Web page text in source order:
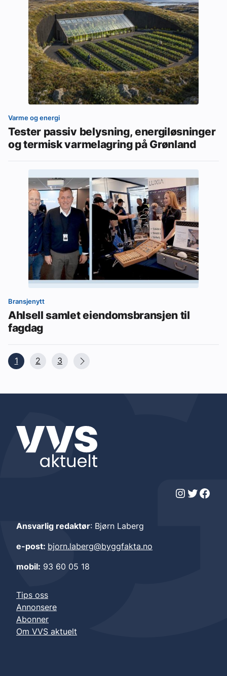
Varme og energi
Tester passiv belysning, energiløsninger
og termisk varmelagring på Grønland
Bransjenytt
Ahlsell samlet eiendomsbransjen til
fagdag
1 2 3
Instagram Twitter Facebook
Ansvarlig redaktør: Bjørn Laberg
e-post: bjorn.laberg@byggfakta.no
mobil: 93 60 05 18
Tips oss
Annonsere
Abonner
Om VVS aktuelt